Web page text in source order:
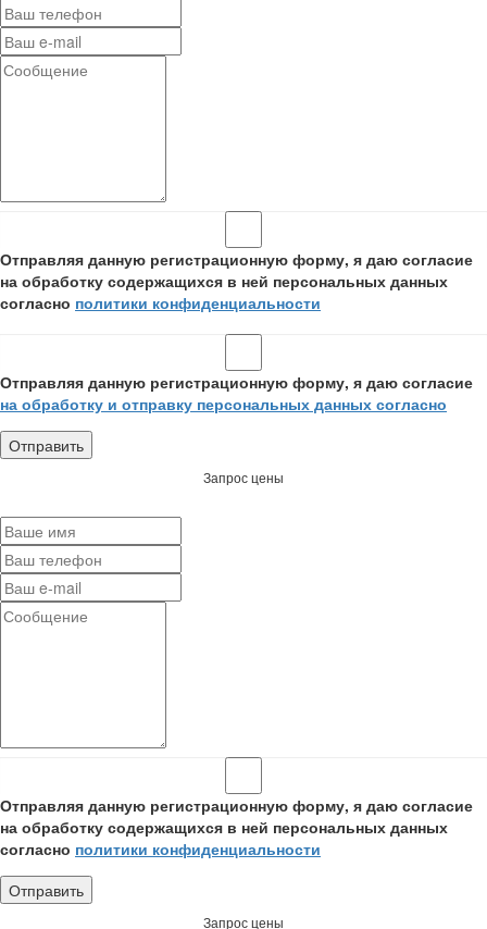
Отправляя данную регистрационную форму, я даю согласие
на обработку содержащихся в ней персональных данных
согласно политики конфиденциальности
Отправляя данную регистрационную форму, я даю согласие
на обработку и отправку персональных данных согласно
Запрос цены
Отправляя данную регистрационную форму, я даю согласие
на обработку содержащихся в ней персональных данных
согласно политики конфиденциальности
Запрос цены